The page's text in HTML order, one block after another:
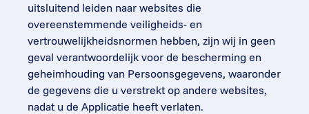
uitsluitend leiden naar websites die
overeenstemmende veiligheids- en
vertrouwelijkheidsnormen hebben, zijn wij in geen
geval verantwoordelijk voor de bescherming en
geheimhouding van Persoonsgegevens, waaronder
de gegevens die u verstrekt op andere websites,
nadat u de Applicatie heeft verlaten.